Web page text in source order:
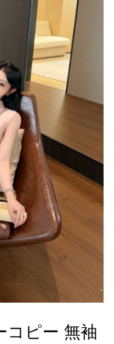
得な割引をご利用いただ
グ最新モデルが登場。
コピー 無袖